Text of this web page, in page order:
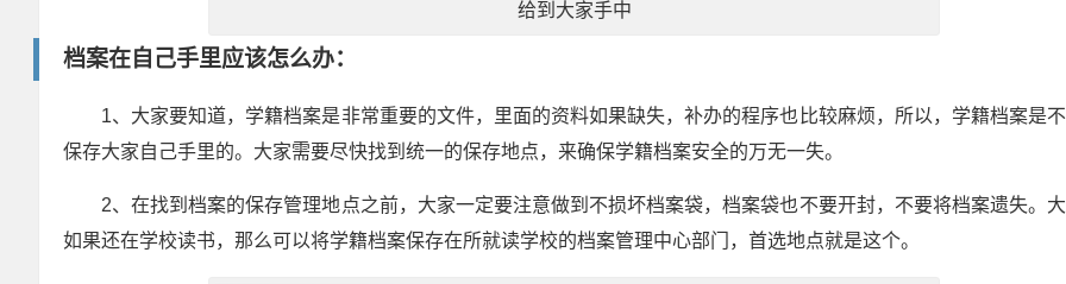
给到大家手中
档案在自己手里应该怎么办：
1、大家要知道，学籍档案是非常重要的文件，里面的资料如果缺失，补办的程序也比较麻烦，所以，学籍档案是
保存大家自己手里的。大家需要尽快找到统一的保存地点，来确保学籍档案安全的万无一失。
2、在找到档案的保存管理地点之前，大家一定要注意做到不损坏档案袋，档案袋也不要开封，不要将档案遗失。
如果还在学校读书，那么可以将学籍档案保存在所就读学校的档案管理中心部门，首选地点就是这个。